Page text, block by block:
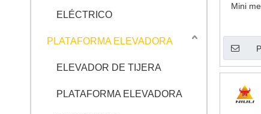
ELÉCTRICO
PLATAFORMA ELEVADORA
ELEVADOR DE TIJERA
PLATAFORMA ELEVADORA
Mini